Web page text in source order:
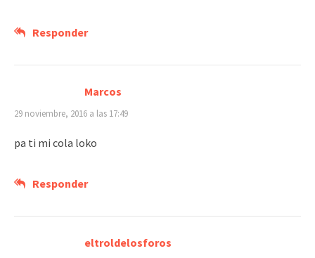
Responder
Marcos
29 noviembre, 2016 a las 17:49
pa ti mi cola loko
Responder
eltroldelosforos